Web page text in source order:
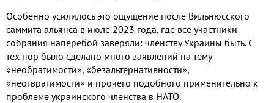
Особенно усилилось это ощущение после Вильнюсского
саммита альянса в июле 2023 года, где все участники
собрания наперебой заверяли: членству Украины быть. С
тех пор было сделано много заявлений на тему
«необратимости», «безальтернативности»,
«неотвратимости» и прочего подобного применительно к
проблеме украинского членства в НАТО.